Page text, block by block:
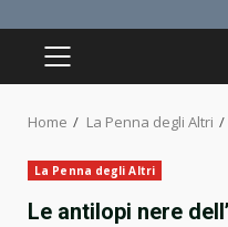
PRIMARY
Home La Penna degli Altri
La Penna degli Altri
Le antilopi nere